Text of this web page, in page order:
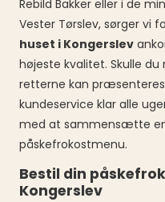
Rebild Bakker eller i de
Vester Tørslev, sørger vi
huset i Kongerslev
højeste kvalitet. Skulle
retterne kan
kundeservice klar alle
med at sammensætte
påskefrokostmenu.
Bestil din
Kongerslev